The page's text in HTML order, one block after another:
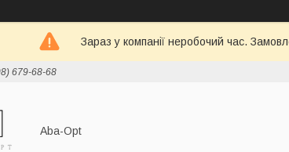
Зараз у компанії неробочий час.
679-68-68
Aba-Opt